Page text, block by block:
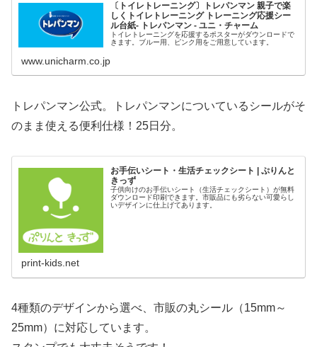
〔トイレトレーニング〕トレパンマン 親子で楽
しくトイレトレーニング トレーニング応援シー
ル台紙- トレパンマン - ユニ・チャーム
トイレトレーニングを応援するポスターがダウンロードで
きます。ブルー用、ピンク用をご用意しています。
www.unicharm.co.jp
トレパンマン公式。トレパンマンについているシールがそ
のまま使える便利仕様！25日分。
お手伝いシート・生活チェックシート | ぷりんと
きっず
子供向けのお手伝いシート（生活チェックシート）が無料
ダウンロード印刷できます。市販品にも劣らない可愛らし
いデザインに仕上げてあります。
print-kids.net
4種類のデザインから選べ、市販の丸シール（15mm～
25mm）に対応しています。